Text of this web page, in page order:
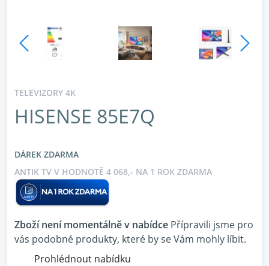
TELEVIZORY 4K
HISENSE 85E7Q
DÁREK ZDARMA
ANTIK TV V HODNOTĚ 4 068,- NA 1 ROK ZDARMA
Zboží není momentálně v nabídce Přípravili jsme pro
vás podobné produkty, které by se Vám mohly líbit.
Prohlédnout nabídku